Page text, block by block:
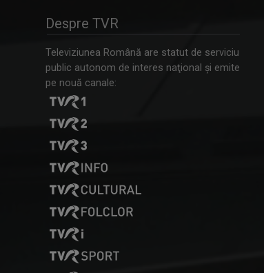
Despre TVR
Televiziunea Română are statut de serviciu
public autonom de interes naţional şi emite
pe nouă canale: